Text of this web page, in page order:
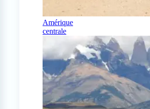
Amérique
centrale